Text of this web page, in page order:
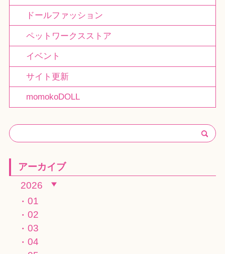
ドールファッション
ペットワークスストア
イベント
サイト更新
momokoDOLL
アーカイブ
2026
01
02
03
04